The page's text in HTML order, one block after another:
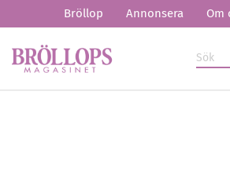
Bröllop Annonsera Om